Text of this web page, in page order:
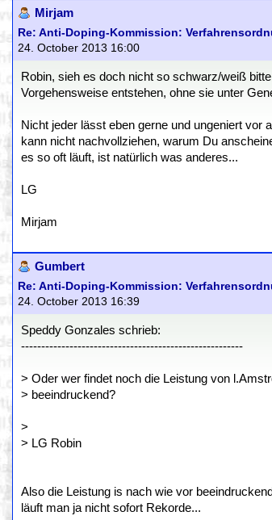
Mirjam
Re: Anti-Doping-Kommission:
24. October 2013 16:00
Robin, sieh es doch nicht so schwarz/weiß
Vorgehensweise entstehen, ohne sie unter
Nicht jeder lässt eben gerne und ungeniert vor
kann nicht nachvollziehen, warum Du
es so oft läuft, ist natürlich was anderes...
LG
Mirjam
Gumbert
Re: Anti-Doping-Kommission:
24. October 2013 16:39
Speddy Gonzales schrieb:
-------------------------------------------------------
> Oder wer findet noch die Leistung von
> beeindruckend?
>
> LG Robin
Also die Leistung is nach wie vor
läuft man ja nicht sofort Rekorde...